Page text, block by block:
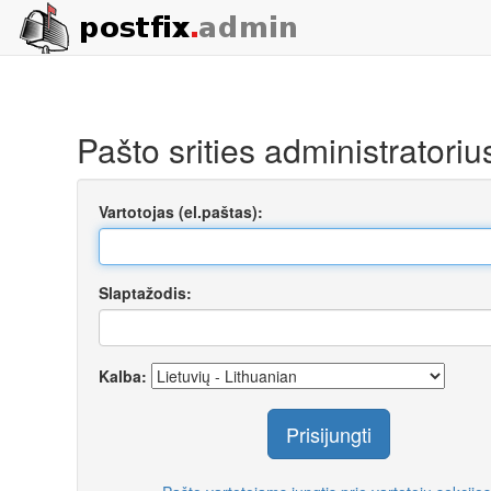
Pašto srities
Vartotojas (el.paštas):
Slaptažodis:
Kalba:
Prisijungti